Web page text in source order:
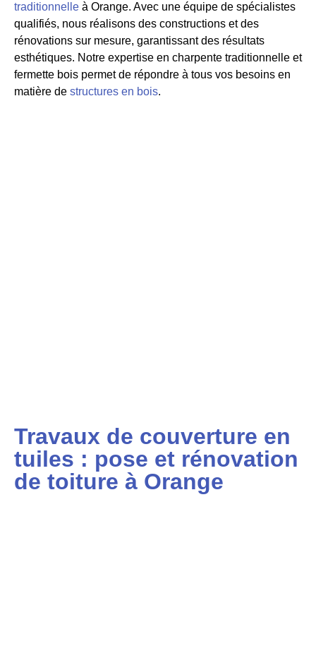
traditionnelle à Orange. Avec une équipe de spécialistes
qualifiés, nous réalisons des constructions et des
rénovations sur mesure, garantissant des résultats
esthétiques. Notre expertise en charpente traditionnelle et
fermette bois permet de répondre à tous vos besoins en
matière de structures en bois.
Travaux de couverture en
tuiles : pose et rénovation
de toiture à Orange